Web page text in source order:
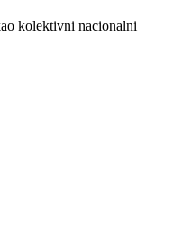
kolektivni nacionalni